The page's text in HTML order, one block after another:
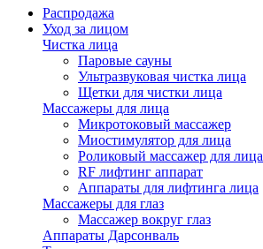
Распродажа
Уход за лицом
Чистка лица
Паровые сауны
Ультразвуковая чистка лица
Щетки для чистки лица
Массажеры для лица
Микротоковый массажер
Миостимулятор для лица
Роликовый массажер для лица
RF лифтинг аппарат
Аппараты для лифтинга лица
Массажеры для глаз
Массажер вокруг глаз
Аппараты Дарсонваль